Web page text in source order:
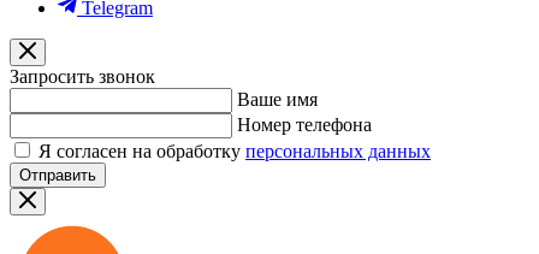
Telegram
Запросить звонок
Ваше имя
Номер телефона
Я согласен на обработку персональных данных
Отправить